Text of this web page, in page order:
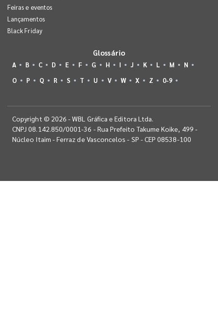
Feiras e eventos
Lançamentos
Black Friday
Glossário
A B C D E F G H I J K L M
N
O
P Q R S T U V W X Z 0-9
Copyright © 2026 - WBL Gráfica e Editora Ltda.
CNPJ 08.142.850/0001-36 - Rua Prefeito Takume Koike, 499 -
Núcleo Itaim - Ferraz de Vasconcelos - SP - CEP 08538-100